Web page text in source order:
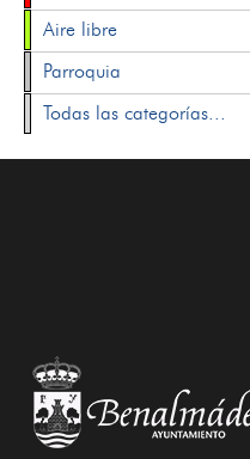
Aire libre
Parroquia
Todas las categorías...